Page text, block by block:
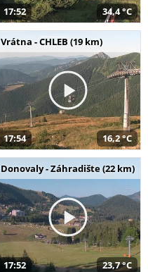
17:52 34,4 °C
Vrátna - CHLEB (19 km)
17:54 16,2 °C
Donovaly - Záhradište (22 km)
17:52 23,7 °C